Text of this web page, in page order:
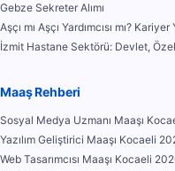
Gebze Sekreter Alımı
Aşçı mı Aşçı Yardımcısı mı?
İzmit Hastane Sektörü: Devlet,
Maaş Rehberi
Sosyal Medya Uzmanı Maaşı
Yazılım Geliştirici Maaşı Kocaeli
Web Tasarımcısı Maaşı Kocaeli